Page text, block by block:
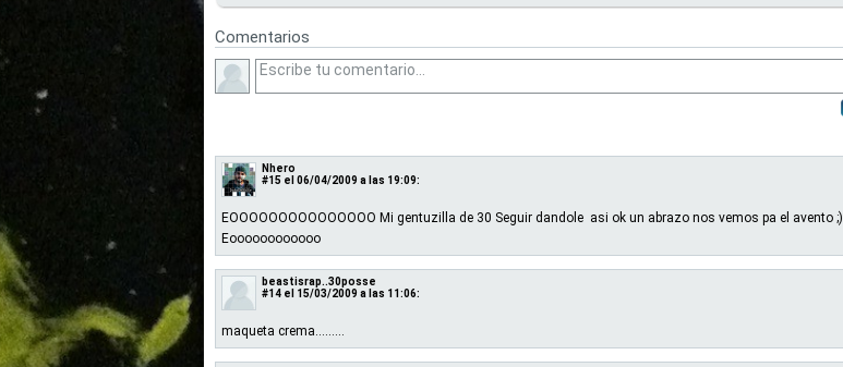
Comentarios
Nhero
#15 el 06/04/2009 a las 19:09:
EOOOOOOOOOOOOOOO Mi gentuzilla de 30 Seguir dandole asi ok un abrazo nos vemos pa el avento ;)
Eoooooooooooo
beastisrap..30posse
#14 el 15/03/2009 a las 11:06:
maqueta crema.........